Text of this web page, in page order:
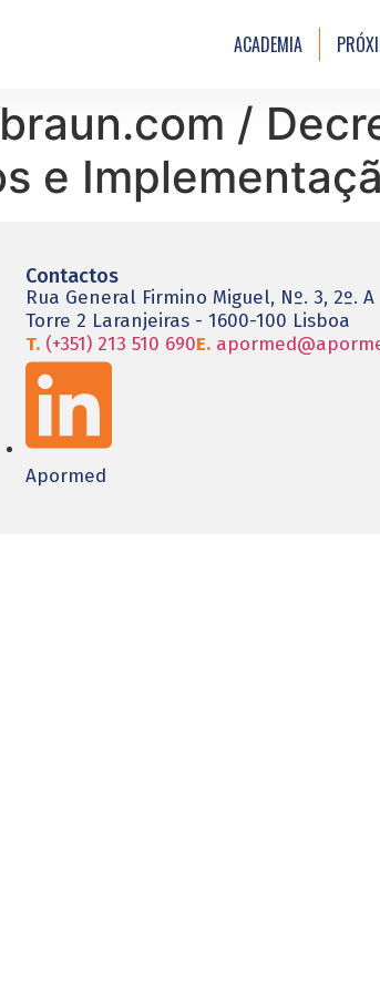
ACADEMIA
/
e
Contactos
Rua General Firmino Miguel, Nº. 3, 2º. A
Torre 2 Laranjeiras - 1600-100 Lisboa
T. (+351) 213 510 690E.
Apormed